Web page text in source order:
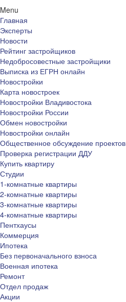
Menu
Главная
Эксперты
Новости
Рейтинг застройщиков
Недобросовестные застройщики
Выписка из ЕГРН онлайн
Новостройки
Карта новостроек
Новостройки Владивостока
Новостройки России
Обмен новостройки
Новостройки онлайн
Общественное обсуждение проектов
Проверка регистрации ДДУ
Купить квартиру
Студии
1-комнатные квартиры
2-комнатные квартиры
3-комнатные квартиры
4-комнатные квартиры
Пентхаусы
Коммерция
Ипотека
Без первоначального взноса
Военная ипотека
Ремонт
Отдел продаж
Акции